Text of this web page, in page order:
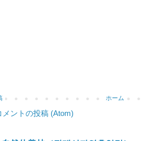
ホーム
メントの投稿 (Atom)